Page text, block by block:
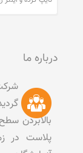
درباره ما
بالابردن
پلاست در